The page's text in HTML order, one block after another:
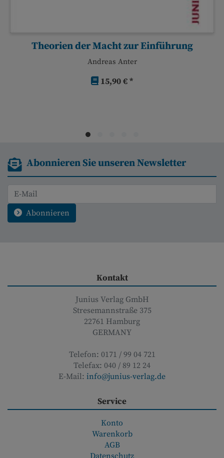
Theorien der Macht zur Einführung
Andreas Anter
15,90 € *
Abonnieren Sie unseren Newsletter
Abonnieren
Kontakt
Junius Verlag GmbH
Stresemannstraße 375
22761 Hamburg
GERMANY
Telefon: 0171 / 99 04 721
Telefax: 040 / 89 12 24
E-Mail: info@junius-verlag.de
Service
Konto
Warenkorb
AGB